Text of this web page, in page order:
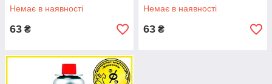
Немає в наявності
63 ₴
Немає в наявності
63 ₴